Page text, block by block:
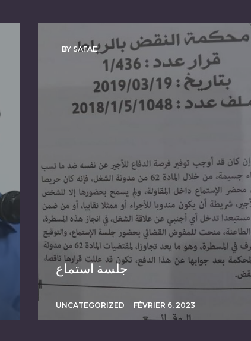
BY SAFAE
جلسة استماع
UNCATEGORIZED FÉVRIER 6, 2023